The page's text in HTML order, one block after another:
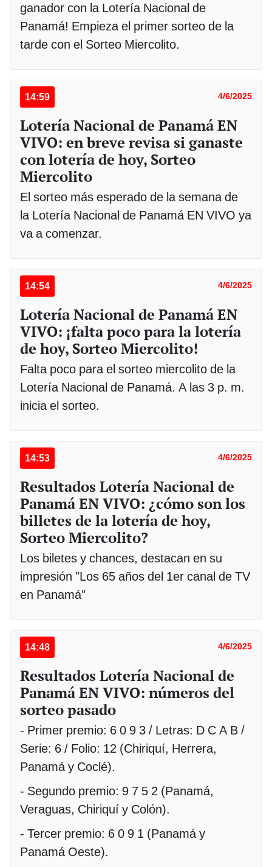
ganador con la Lotería Nacional de
Panamá! Empieza el primer sorteo de la
tarde con el Sorteo Miercolito.
14:59 4/6/2025
Lotería Nacional de Panamá EN
VIVO: en breve revisa si ganaste
con lotería de hoy, Sorteo
Miercolito
El sorteo más esperado de la semana de
la Lotería Nacional de Panamá EN VIVO ya
va a comenzar.
14:54 4/6/2025
Lotería Nacional de Panamá EN
VIVO: ¡falta poco para la lotería
de hoy, Sorteo Miercolito!
Falta poco para el sorteo miercolito de la
Lotería Nacional de Panamá. A las 3 p. m.
inicia el sorteo.
14:53 4/6/2025
Resultados Lotería Nacional de
Panamá EN VIVO: ¿cómo son los
billetes de la lotería de hoy,
Sorteo Miercolito?
Los biletes y chances, destacan en su
impresión "Los 65 años del 1er canal de TV
en Panamá"
14:48 4/6/2025
Resultados Lotería Nacional de
Panamá EN VIVO: números del
sorteo pasado
- Primer premio: 6 0 9 3 / Letras: D C A B /
Serie: 6 / Folio: 12 (Chiriquí, Herrera,
Panamá y Coclé).
- Segundo premio: 9 7 5 2 (Panamá,
Veraguas, Chiriquí y Colón).
- Tercer premio: 6 0 9 1 (Panamá y
Panamá Oeste).